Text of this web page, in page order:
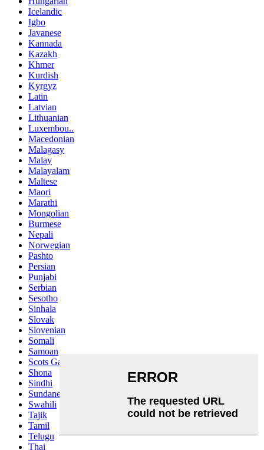
Icelandic
Igbo
Javanese
Kannada
Kazakh
Khmer
Kurdish
Kyrgyz
Latin
Latvian
Lithuanian
Luxembou..
Macedonian
Malagasy
Malay
Malayalam
Maltese
Maori
Marathi
Mongolian
Burmese
Nepali
Norwegian
Pashto
Persian
Punjabi
Serbian
Sesotho
Sinhala
Slovak
Slovenian
Somali
Samoan
Scots Gaelic
Shona
Sindhi
Sundanese
Swahili
Tajik
Tamil
Telugu
Thai